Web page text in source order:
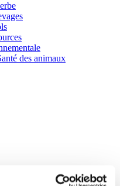
des animaux